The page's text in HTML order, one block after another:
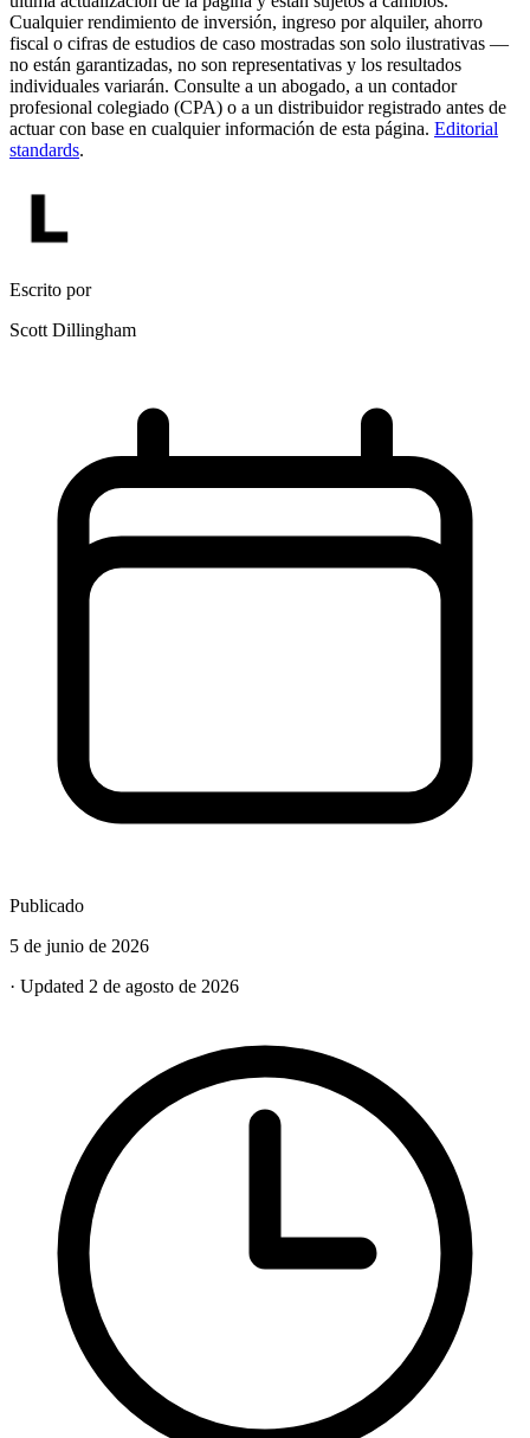
Cualquier rendimiento de inversión, ingreso por alquiler, ahorro
fiscal o cifras de estudios de caso mostradas son solo ilustrativas —
no están garantizadas, no son representativas y los resultados
individuales variarán. Consulte a un abogado, a un contador
profesional colegiado (CPA) o a un distribuidor registrado antes de
actuar con base en cualquier información de esta página. Editorial
standards.
Escrito por
Scott Dillingham
Publicado
5 de junio de 2026
· Updated 2 de agosto de 2026